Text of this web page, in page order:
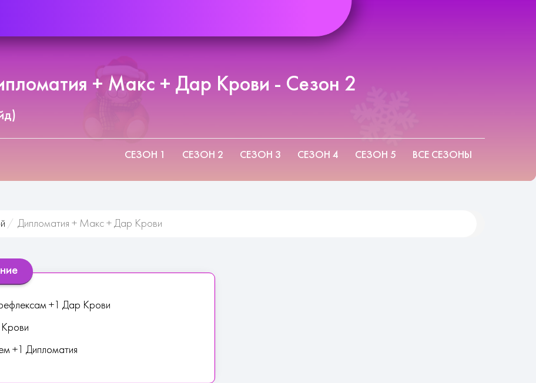
+ Макс + Дар Крови - Сезон 2
СЕЗОН 1 СЕЗОН 2 СЕЗОН 3 СЕЗОН 4 СЕЗОН 5 ВСЕ СЕЗОНЫ
Дипломатия + Макс + Дар Крови
+1 Дар Крови
+1 Дипломатия